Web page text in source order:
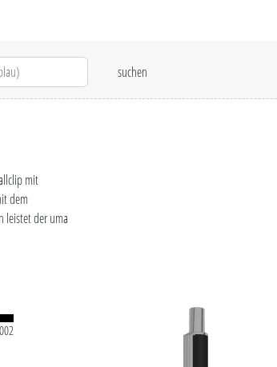
mit
dem
leistet der uma